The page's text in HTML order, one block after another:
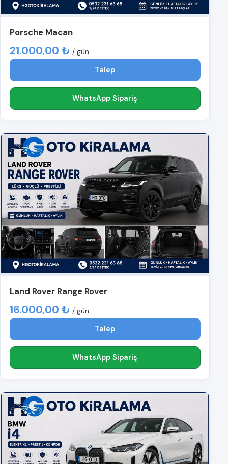
Porsche Macan
21.000,00 ₺ / gün
Talep
WhatsApp Sipariş
Land Rover Range Rover
16.000,00 ₺ / gün
Talep
WhatsApp Sipariş